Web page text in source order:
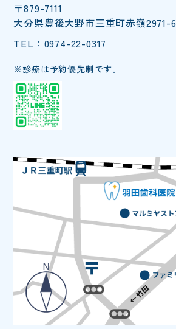
〒879-7111
大分県豊後大野市三重町赤嶺2971-6
TEL：0974-22-0317
※診療は予約優先制です。